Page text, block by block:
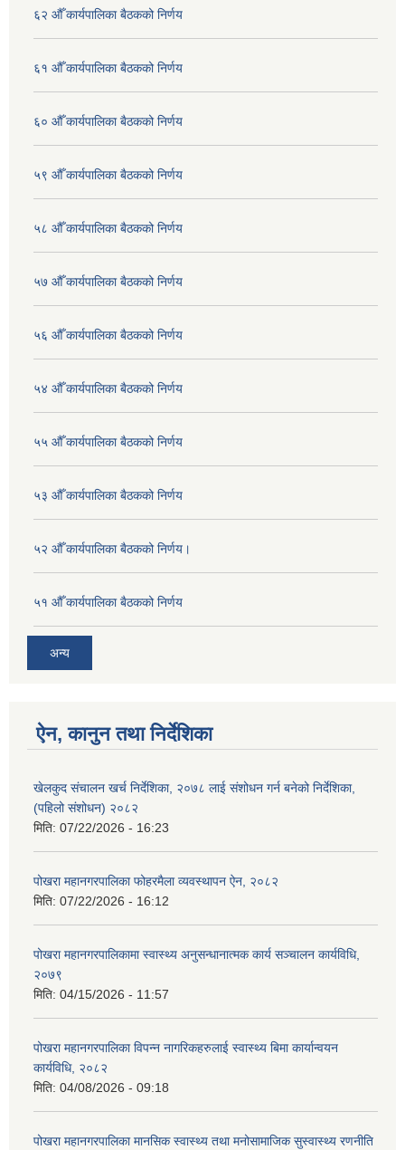
६२ औँ कार्यपालिका बैठकको निर्णय
६१ औँ कार्यपालिका बैठकको निर्णय
६० औँ कार्यपालिका बैठकको निर्णय
५९ औँ कार्यपालिका बैठकको निर्णय
५८ औँ कार्यपालिका बैठकको निर्णय
५७ औँ कार्यपालिका बैठकको निर्णय
५६ औँ कार्यपालिका बैठकको निर्णय
५४ औँ कार्यपालिका बैठकको निर्णय
५५ औँ कार्यपालिका बैठकको निर्णय
५३ औँ कार्यपालिका बैठकको निर्णय
५२ औँ कार्यपालिका बैठकको निर्णय।
५१ औँ कार्यपालिका बैठकको निर्णय
अन्य
ऐन, कानुन तथा निर्देशिका
खेलकुद संचालन खर्च निर्देशिका, २०७८ लाई संशोधन गर्न बनेको निर्देशिका,
(पहिलो संशोधन) २०८२
मिति: 07/22/2026 - 16:23
पोखरा महानगरपालिका फोहरमैला व्यवस्थापन ऐन, २०८२
मिति: 07/22/2026 - 16:12
पोखरा महानगरपालिकामा स्वास्थ्य अनुसन्धानात्मक कार्य सञ्चालन कार्यविधि,
२०७९
मिति: 04/15/2026 - 11:57
पोखरा महानगरपालिका विपन्न नागरिकहरुलाई स्वास्थ्य बिमा कार्यान्वयन
कार्यविधि, २०८२
मिति: 04/08/2026 - 09:18
पोखरा महानगरपालिका मानसिक स्वास्थ्य तथा मनोसामाजिक सुस्वास्थ्य रणनीति